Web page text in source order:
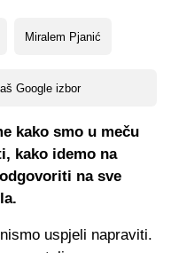
Miralem Pjanić
Google izbor
kako smo u meču
kako idemo na
na sve
uspjeli napraviti.